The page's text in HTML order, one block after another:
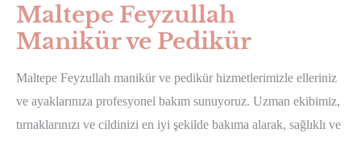
Maltepe Feyzullah
Manikür ve Pedikür
Maltepe Feyzullah manikür ve pedikür hizmetlerimizle elleriniz
ve ayaklarınıza profesyonel bakım sunuyoruz. Uzman ekibimiz,
tırnaklarınızı ve cildinizi en iyi şekilde bakıma alarak, sağlıklı ve